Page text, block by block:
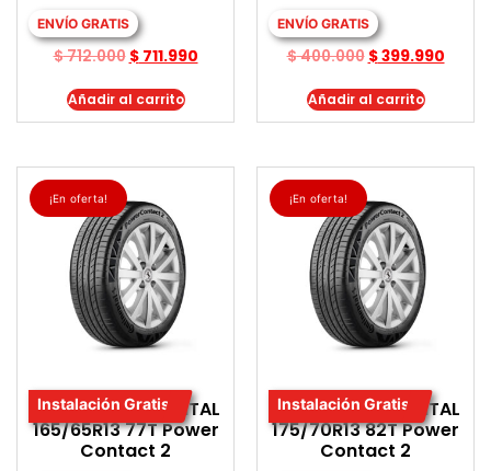
ENVÍO GRATIS
$712.000 $711.990
Añadir al carrito
ENVÍO GRATIS
$400.000 $399.990
Añadir al carrito
¡En oferta!
Instalación Gratis
LLANTA CONTINENTAL
165/65R13 77T Power
Contact 2
¡En oferta!
Instalación Gratis
LLANTA CONTINENTAL
175/70R13 82T Power
Contact 2